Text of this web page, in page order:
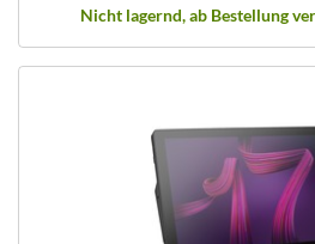
Nicht lagernd, ab Bestellung